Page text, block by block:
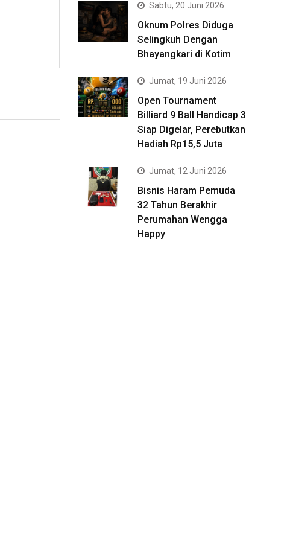
Sabtu, 20 Juni 2026
Oknum Polres Diduga
Selingkuh Dengan
Bhayangkari di Kotim
Jumat, 19 Juni 2026
Open Tournament
Billiard 9 Ball Handicap 3
Siap Digelar, Perebutkan
Hadiah Rp15,5 Juta
Jumat, 12 Juni 2026
Bisnis Haram Pemuda
32 Tahun Berakhir
Perumahan Wengga
Happy